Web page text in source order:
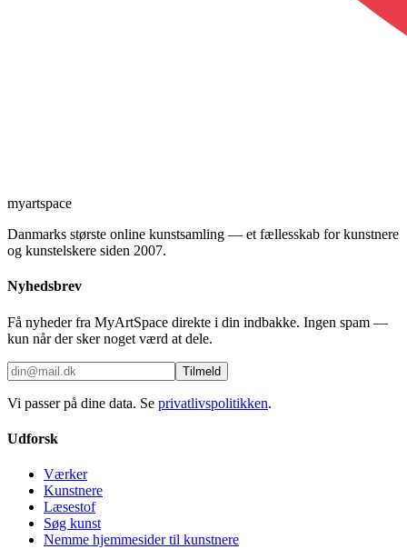
myartspace
Danmarks største online kunstsamling — et fællesskab for kunstnere
og kunstelskere siden 2007.
Nyhedsbrev
Få nyheder fra MyArtSpace direkte i din indbakke. Ingen spam —
kun når der sker noget værd at dele.
Tilmeld
Vi passer på dine data. Se privatlivspolitikken.
Udforsk
Værker
Kunstnere
Læsestof
Søg kunst
Nemme hjemmesider til kunstnere